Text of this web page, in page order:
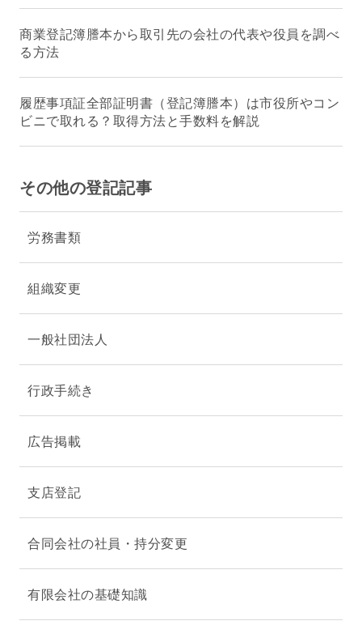
商業登記簿謄本から取引先の会社の代表や役員を調べ
る方法
履歴事項証全部証明書（登記簿謄本）は市役所やコン
ビニで取れる？取得方法と手数料を解説
その他の登記記事
労務書類
組織変更
一般社団法人
行政手続き
広告掲載
支店登記
合同会社の社員・持分変更
有限会社の基礎知識